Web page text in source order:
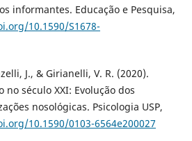
informantes. Educação e Pesquisa,
10.1590/S1678-
J., & Girianelli, V. R. (2020).
século XXI: Evolução dos
nosológicas. Psicologia USP,
10.1590/0103-6564e200027